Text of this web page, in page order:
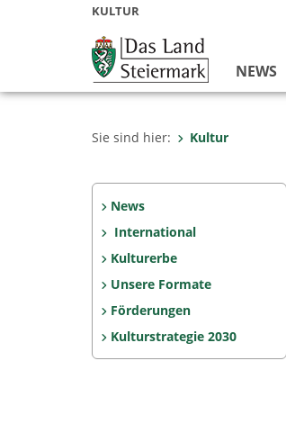
KULTUR
NEWS
Sie sind hier: Kultur
News
International
Kulturerbe
Unsere Formate
Förderungen
Kulturstrategie 2030